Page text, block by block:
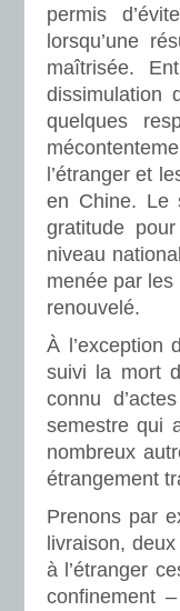
permis
lorsqu’une
maîtrisée.
dissimulation
quelques
l’étranger et
en Chine. Le
gratitude
niveau
menée par les
renouvelé.
À l’exception
suivi la mort
connu
semestre qui
nombreux
étrangement
Prenons par
livraison,
à l’étranger
confinement